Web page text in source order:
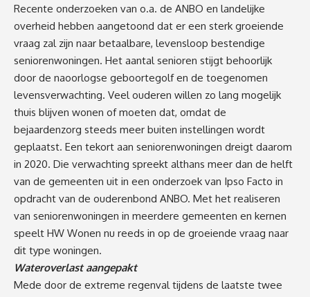
Recente onderzoeken van o.a. de ANBO en landelijke
overheid hebben aangetoond dat er een sterk groeiende
vraag zal zijn naar betaalbare, levensloop bestendige
seniorenwoningen. Het aantal senioren stijgt behoorlijk
door de naoorlogse geboortegolf en de toegenomen
levensverwachting. Veel ouderen willen zo lang mogelijk
thuis blijven wonen of moeten dat, omdat de
bejaardenzorg steeds meer buiten instellingen wordt
geplaatst. Een tekort aan seniorenwoningen dreigt daarom
in 2020. Die verwachting spreekt althans meer dan de helft
van de gemeenten uit in een onderzoek van Ipso Facto in
opdracht van de ouderenbond ANBO. Met het realiseren
van seniorenwoningen in meerdere gemeenten en kernen
speelt HW Wonen nu reeds in op de groeiende vraag naar
dit type woningen.
Wateroverlast aangepakt
Mede door de extreme regenval tijdens de laatste twee